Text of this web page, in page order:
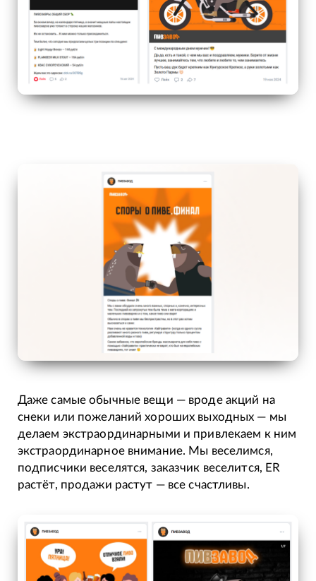
Даже самые обычные вещи — вроде акций на
снеки или пожеланий хороших выходных — мы
делаем экстраординарными и привлекаем к ним
экстраординарное внимание. Мы веселимся,
подписчики веселятся, заказчик веселится, ER
растёт, продажи растут — все счастливы.